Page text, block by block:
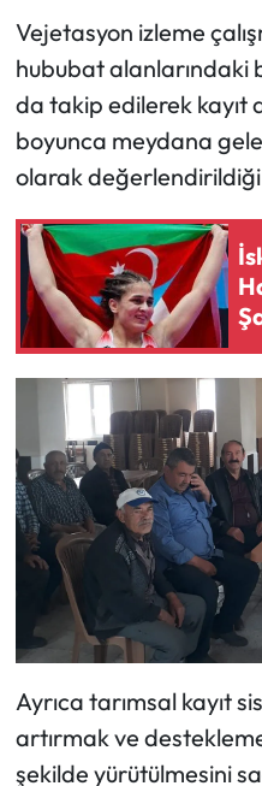
Vejetasyon izleme
hububat alanlarındaki
da takip edilerek kayıt
boyunca meydana
olarak
Ayrıca tarımsal kayıt
artırmak ve
şekilde yürütülmesini
Yaşam
Yayla Haber
Yemek Tarifleri
Yerel Haberler